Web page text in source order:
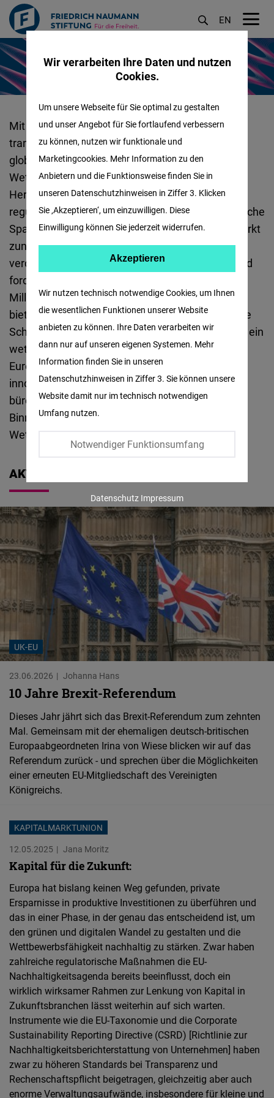
Direkt
zum
Inhalt
EN
Wettbewerb,
Binnenmarkt,
Digitalisierung
&
Bürokratieabbau
:
Mit einer zunehmenden Divergenz in den
transatlantischen Beziehungen und wachsender
globaler Konkurrenz steht Europas
Wettbewerbsfähigkeit vor großen
Herausforderungen: Bürokratische Hürden,
regulatorische Herausforderungen und geopolitische
Spannungensetzenden europäischen Binnenmarkt
zunehmend unter Druck.Der Draghi-Report
verdeutlicht den dringenden Handlungsbedarf und
fordert jährliche Investitionen von bis zu 800
Milliarden Euro.Der Competitiveness Compass
bietet nun einen strategischen Fahrplan, um diese
Schwächen auszugleichen.In diesem Kontext ist ein
wettbewerbsfähiges und zukunftsorientiertes
Europa entscheidend. FNF Europa steht für ein
innovationsfreundliches Umfeld, weniger
bürokratische Hürden und einen starken
Binnenmarkt, um Europas globale
Wettbewerbsfähigkeit
AKTUELLES
UK-EU
23.06.2026 Johanna Hans
10 Jahre Brexit-Referendum
Dieses Jahr jährt sich das Brexit-Referendum zum zehnten
Mal. Gemeinsam mit der ehemaligen deutsch-britischen
Europaabgeordneten Irina von Wiese blicken wir auf das
Referendum zurück - und sprechen über die Möglichkeiten
einer erneuten EU-Mitgliedschaft des Vereinigten
Königreichs.
KAPITALMARKTUNION
12.05.2025
Jana Moritz
Kapital für die Zukunft:
Europa hat bislang keinen Weg gefunden, private
Ersparnisse in produktive Investitionen zu überführen und
das in einer Phase, in der genau das entscheidend ist, um
den grünen und digitalen Wandel zu gestalten und die
Wettbewerbsfähigkeit nachhaltig zu stärken. Zwar haben
zahlreiche regulatorische Maßnahmen die EU-
Nachhaltigkeitsagenda bereits beeinflusst, doch ein
wirklich wirksamer Rahmen zur Lenkung von Kapital in
Zukunftsbranchen lässt weiterhin auf sich warten.
Instrumente wie die EU-Taxonomie und die Corporate
Sustainability Reporting Directive (CSRD) [Richtlinie zur
Nachhaltigkeitsberichterstattung von Unternehmen] haben
zwar zu höheren Standards bei Transparenz und
Rechenschaftspflicht beigetragen, gleichzeitig aber auch
enorme Verwaltungsaufwände, insbesondere für kleine und
Wir verarbeiten Ihre Daten und nutzen
Cookies.
Wir nutzen technisch notwendige Cookies, um Ihnen
die wesentlichen Funktionen unserer Website
anbieten zu können. Ihre Daten verarbeiten wir
dann nur auf unseren eigenen Systemen. Mehr
Information finden Sie in unseren
Datenschutzhinweisen in Ziffer 3. Sie können unsere
Website damit nur im technisch notwendigen
Umfang nutzen.
Notwendiger Funktionsumfang
Um unsere Webseite für Sie optimal zu gestalten
und unser Angebot für Sie fortlaufend verbessern
zu können, nutzen wir funktionale und
Marketingcookies. Mehr Information zu den
Anbietern und die Funktionsweise finden Sie in
unseren Datenschutzhinweisen in Ziffer 3. Klicken
Sie ‚Akzeptieren‘, um einzuwilligen. Diese
Einwilligung können Sie jederzeit widerrufen.
Facebook
Embed
Twitter
Embed
Instagram
Embed
Google
Maps
Embed
Cloudinary
Embed
Newsletter2go
Embed
Podigee
Embed
D.Vinci
Embed
Typeform
Embed
Akzeptieren Akzeptieren
Datenschutz Impressum